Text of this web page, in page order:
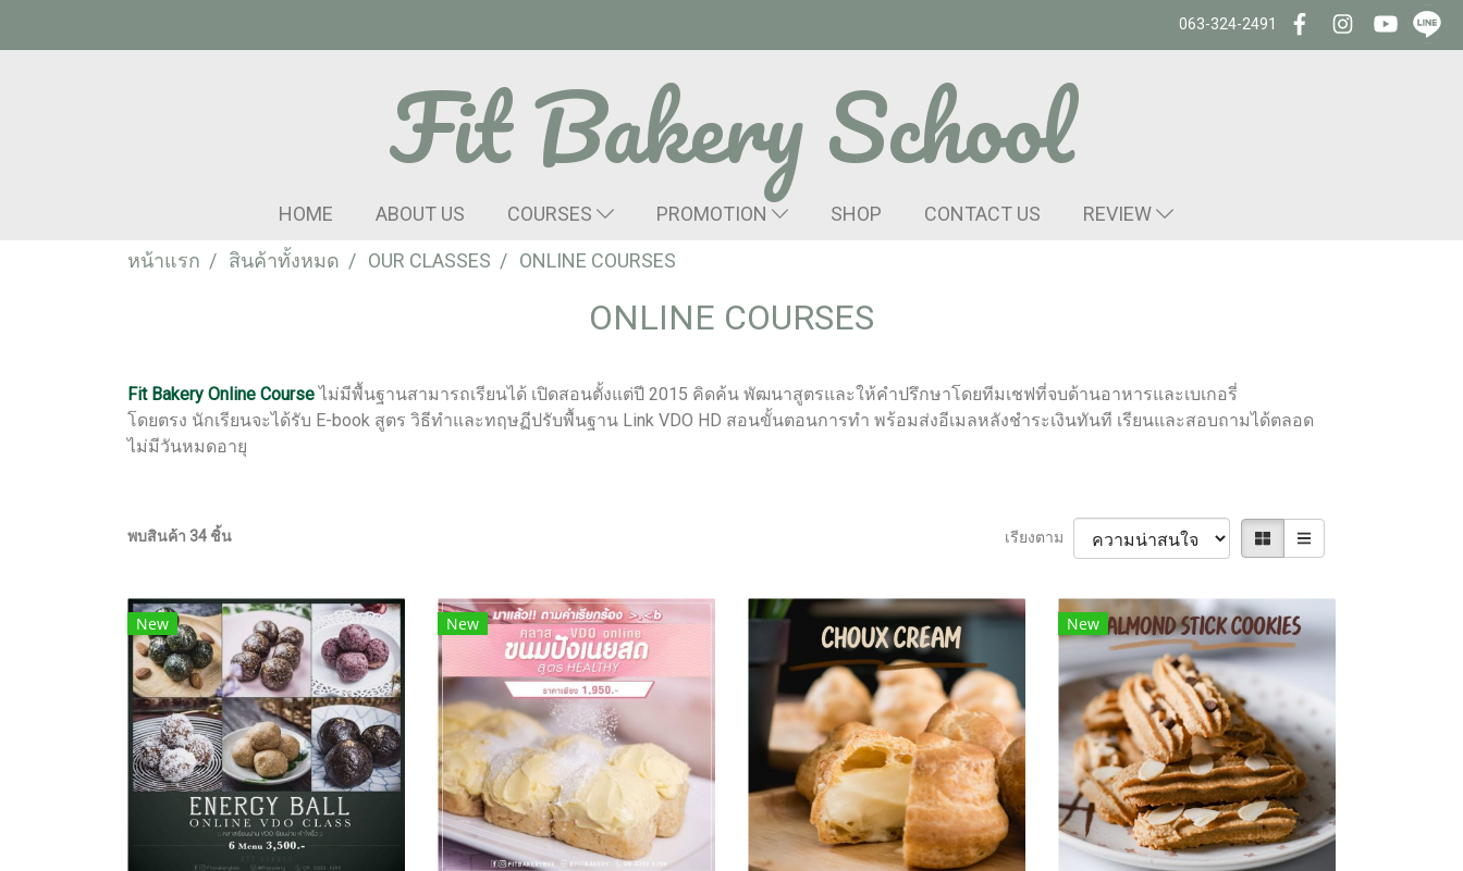
063-324-2491
Fit Bakery School
HOME ABOUT US COURSES PROMOTION SHOP CONTACT US REVIEW
หน้าแรก สินค้าทั้งหมด OUR CLASSES ONLINE COURSES
ONLINE COURSES
Fit Bakery Online Courseไม่มีพื้นฐานสามารถเรียนได้ เปิดสอนตั้งแต่ปี 2015 คิดค้น พัฒนาสูตรและให้คำปรึกษาโดยทีมเชฟที่จบด้านอาหารและเบเกอรี่
โดยตรง นักเรียนจะได้รับ E-book สูตร วิธีทำและทฤษฏีปรับพื้นฐาน Link VDO HD สอนขั้นตอนการทำ พร้อมส่งอีเมลหลังชำระเงินทันที เรียนและสอบถามได้ตลอด
ไม่มีวันหมดอายุ
พบสินค้า 34 ชิ้น เรียงตาม
New New New